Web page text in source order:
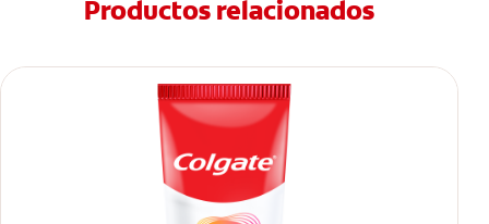
Productos relacionados